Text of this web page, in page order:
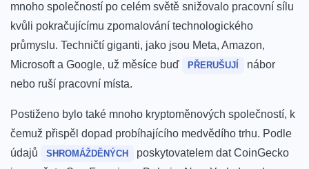
mnoho společností po celém světě snižovalo pracovní sílu
kvůli pokračujícímu zpomalování technologického
průmyslu. Techničtí giganti, jako jsou Meta, Amazon,
Microsoft a Google, už měsíce buď
PŘERUŠUJÍ
nábor
nebo ruší pracovní místa.
Postiženo bylo také mnoho kryptoměnových společností, k
čemuž přispěl dopad probíhajícího medvědího trhu. Podle
údajů
SHROMÁŽDĚNÝCH
poskytovatelem dat CoinGecko